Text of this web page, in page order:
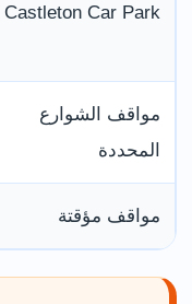
Castleton Car Park
مواقف الشوارع
المحددة
مواقف مؤقتة